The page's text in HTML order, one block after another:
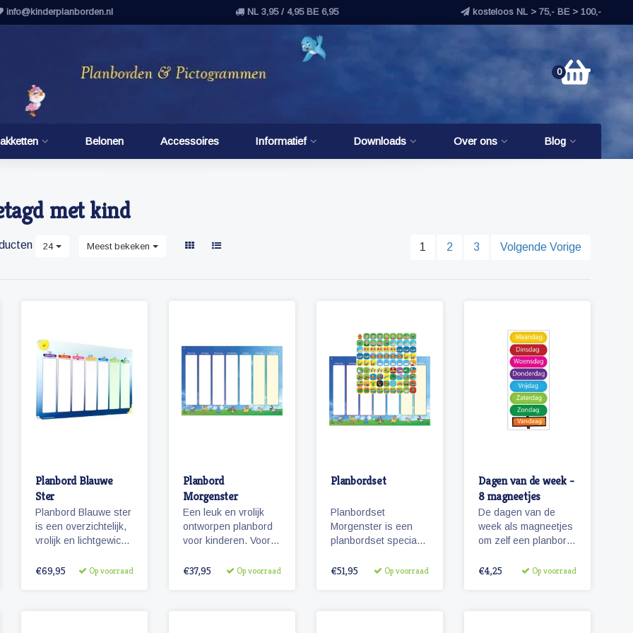
info@kinderplanborden.nl NL 3,95 / 4,95 BE 6,95 kosteloos NL > 75,- BE > 100,-
0
Belonen Accessoires Informatief Downloads Over ons Blog
met kind
24 Meest bekeken 1 2 3 Volgende Vorige
Planbord Blauwe
Ster
Planbord Blauwe ster
is een overzichtelijk,
vrolijk en lichtgewicht
voor kinderen (60 x
€69,95 Op voorraad
Planbord
Morgenster
Een leuk en vrolijk
ontworpen planbord
voor kinderen. Voor
kleuters zijn de
€37,95 Op voorraad
Planbordset
Planbordset
Morgenster is een
planbordset speciaal
bevat een planbord
€51,95 Op voorraad
Dagen van de week -
8 magneetjes
De dagen van de
week als magneetjes
om zelf een planbord
€4,25 Op voorraad